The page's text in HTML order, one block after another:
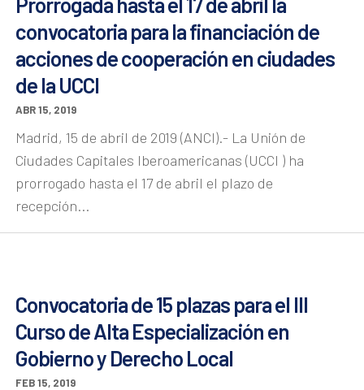
convocatoria para la financiación de
acciones de cooperación en ciudades
de la UCCI
ABR 15, 2019
Madrid, 15 de abril de 2019 (ANCI).- La Unión de
Ciudades Capitales Iberoamericanas (UCCI ) ha
prorrogado hasta el 17 de abril el plazo de
recepción...
Convocatoria de 15 plazas para el III
Curso de Alta Especialización en
Gobierno y Derecho Local
FEB 15, 2019